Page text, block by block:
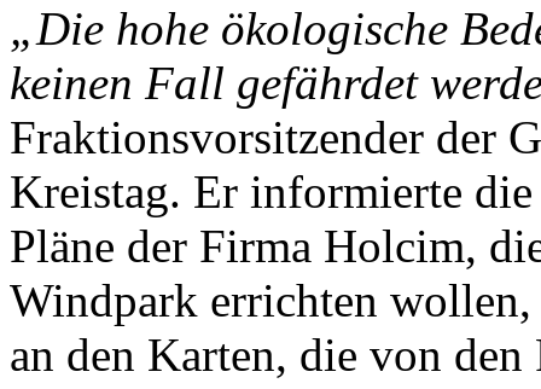
„Die hohe ökologische
keinen Fall gefährdet
Fraktionsvorsitzender der
Kreistag. Er informierte
Pläne der Firma Holcim,
Windpark errichten
an den Karten, die von